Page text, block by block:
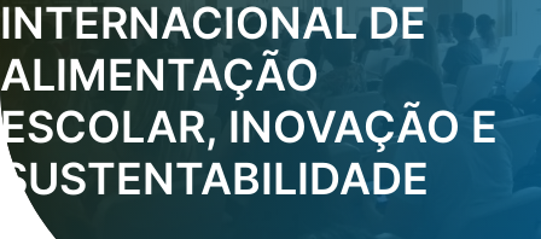
INTERNACIONAL DE
ALIMENTAÇÃO
ESCOLAR, INOVAÇÃO E
SUSTENTABILIDADE